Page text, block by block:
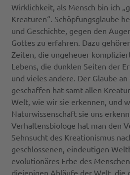
Wirklichkeit, als Mensch bin ich
Kreaturen“. Schöpfungsglaube
und Geschichte, gegen den
Gottes zu erfahren. Dazu
Zeiten, die ungeheuer
Lebens, die dunklen Seiten der
und vieles andere. Der Glaube
geschaffen hat samt allen
Welt, wie wir sie erkennen, und
Naturwissenschaft sie uns
Verhaltensbiologe hat man den
Sehnsucht des Kreationismus
geschlossenen, eindeutigen
evolutionäres Erbe des
diejenigen Abläufe der Welt, die